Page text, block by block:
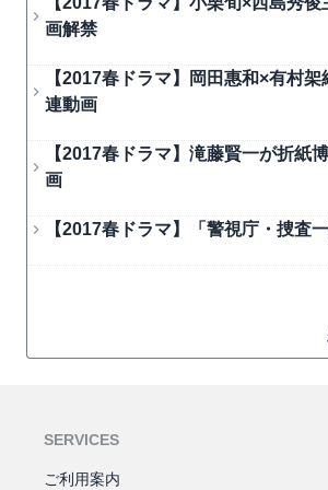
画解禁
【2017春ドラマ】岡田惠和×有村
連動画
【2017春ドラマ】滝藤賢一が折紙
画
【2017春ドラマ】「警視庁・捜査
SERVICES
ご利用案内